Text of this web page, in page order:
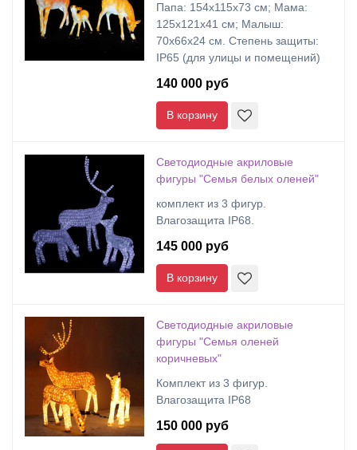
Папа: 154х115х73 см; Мама:
125х121х41 см; Малыш:
70х66х24 см. Степень защиты:
IP65 (для улицы и помещений)
140 000 руб
В корзину
Светодиодные акриловые
фигуры "Семья белых оленей"
комплект из 3 фигур.
Влагозащита IP68.
145 000 руб
В корзину
Светодиодные акриловые
фигуры "Семья оленей
коричневых"
Комплект из 3 фигур.
Влагозащита IP68
150 000 руб